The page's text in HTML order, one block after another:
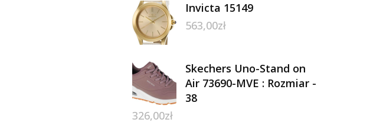
Invicta 15149
563,00zł
Skechers Uno-Stand on
Air 73690-MVE : Rozmiar -
38
326,00zł